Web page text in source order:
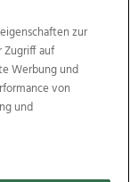
Wimmer
Ischler Woche
Immobilien
Galerien
zur
Zugriff auf
Werbung und
von
und